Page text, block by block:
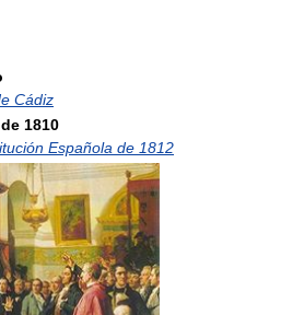
Cádiz
1810
Española de 1812